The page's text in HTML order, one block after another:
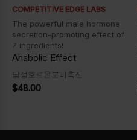
COMPETITIVE EDGE LABS
The powerful male hormone
secretion-promoting effect of
7 ingredients!
Anabolic Effect
남성호르몬분비촉진
$48.00